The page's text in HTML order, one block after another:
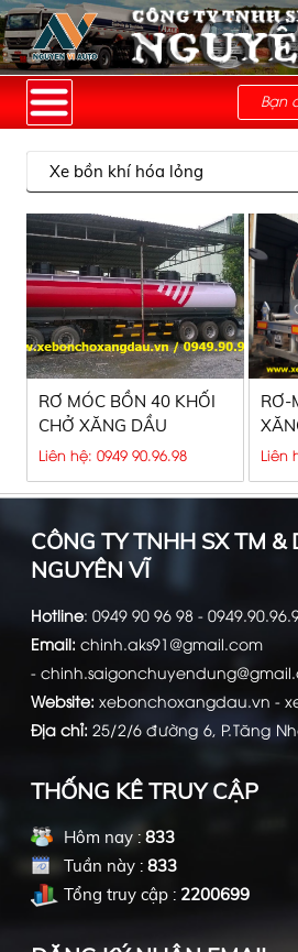
Xe bồn khí hóa lỏng
RƠ MÓC BỒN 40 KHỐI
CHỞ XĂNG DẦU
Liên hệ: 0949 90.96.98
RƠ-
Liên
CÔNG TY TNHH SX TM &
NGUYÊN VĨ
Hotline: 0949 90 96 98 -
Email: chinh.aks91@gmail.com
-
Website: xebonchoxangdau.vn -
Địa chỉ: 25/2/6 đường 6, P.Tăng
THỐNG KÊ TRUY CẬP
Hôm nay : 833
Tuần này : 833
Tổng truy cập : 2200699